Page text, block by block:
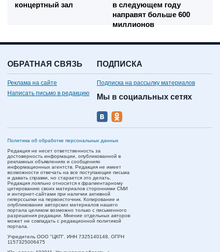
концертный зал
в следующем году
направят больше 600
миллионов
ОБРАТНАЯ СВЯЗЬ
Реклама на сайте
Написать письмо в редакцию
ПОДПИСКА
Подписка на рассылку материалов
Мы в социальных сетях
Политика об обработке персональных данных
Редакция не несет ответственность за
достоверность информации, опубликованной в
рекламных объявлениях и сообщениях
информационных агентств. Редакция не имеет
возможности отвечать на все поступающие письма
и давать справки, но старается это делать.
Редакция лояльно относится к фрагментарному
цитированию своих материалов сторонними СМИ
и интернет-сайтами при наличии активной
гиперссылки на первоисточник. Копирование и
опубликование авторских материалов нашего
портала целиком возможно только с письменного
разрешения редакции. Мнение отдельных авторов
может не совпадать с редакционной политикой
портала.
Учредитель ООО "ЦКП". ИНН 7325140148, ОГРН
1157325006475